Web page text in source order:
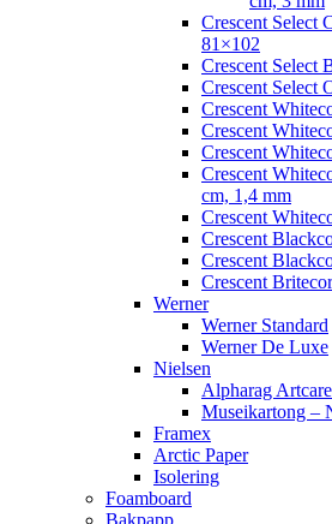
Crescent Select
81×102
Crescent Select
Crescent Select
Crescent
Crescent
Crescent
Crescent
cm, 1,4 mm
Crescent
Crescent
Crescent
Crescent
Werner
Werner Standard
Werner De Luxe
Nielsen
Alpharag
Museikartong –
Framex
Arctic Paper
Isolering
Foamboard
Bakpapp